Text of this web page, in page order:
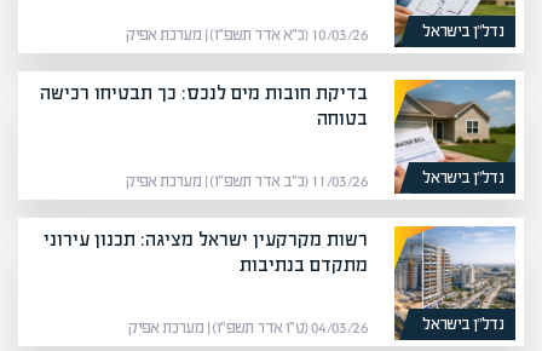
נדל”ן בישראל 10/03/26 (כ״א אדר תשפ״ו) | מערכת אפיק
נדל”ן בישראל
בדיקת חובות מים לנכס: כך תבטיחו רכישה
בטוחה
11/03/26 (כ״ב אדר תשפ״ו) | מערכת אפיק
נדל”ן בישראל
רשות מקרקעין ישראל מציגה: תכנון עירוני
מתקדם בנתיבות
04/03/26 (ט״ו אדר תשפ״ו) | מערכת אפיק